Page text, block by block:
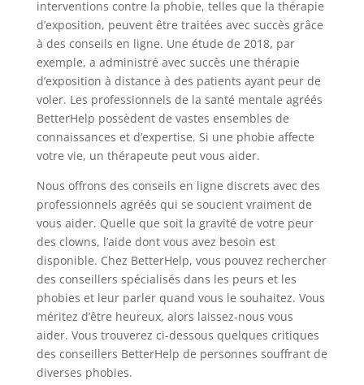
interventions contre la phobie, telles que la thérapie
d’exposition, peuvent être traitées avec succès grâce
à des conseils en ligne. Une étude de 2018, par
exemple, a administré avec succès une thérapie
d’exposition à distance à des patients ayant peur de
voler. Les professionnels de la santé mentale agréés
BetterHelp possèdent de vastes ensembles de
connaissances et d’expertise. Si une phobie affecte
votre vie, un thérapeute peut vous aider.
Nous offrons des conseils en ligne discrets avec des
professionnels agréés qui se soucient vraiment de
vous aider. Quelle que soit la gravité de votre peur
des clowns, l’aide dont vous avez besoin est
disponible. Chez BetterHelp, vous pouvez rechercher
des conseillers spécialisés dans les peurs et les
phobies et leur parler quand vous le souhaitez. Vous
méritez d’être heureux, alors laissez-nous vous
aider. Vous trouverez ci-dessous quelques critiques
des conseillers BetterHelp de personnes souffrant de
diverses phobies.